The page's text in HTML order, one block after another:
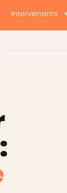
Intervenants